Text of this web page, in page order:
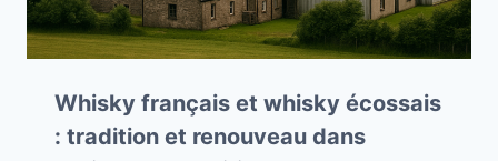
Whisky français et whisky écossais
: tradition et renouveau dans